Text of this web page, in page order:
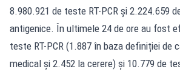
8.980.921 de teste RT-PCR și 2.224.659
antigenice. În ultimele 24 de ore au fost
teste RT-PCR (1.887 în baza definiției de
medical și 2.452 la cerere) și 10.779 de